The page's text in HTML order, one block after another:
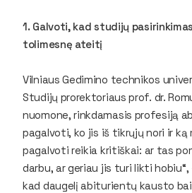
1. Galvoti, kad studijų
tolimesnę ateitį
Vilniaus Gedimino technikos
Studijų prorektoriaus prof. dr.
nuomone, rinkdamasis profesiją
pagalvoti, ko jis iš tikrųjų nori ir ką
pagalvoti reikia kritiškai: ar tas
darbu, ar geriau jis turi likti
kad daugelį abiturientų kausto